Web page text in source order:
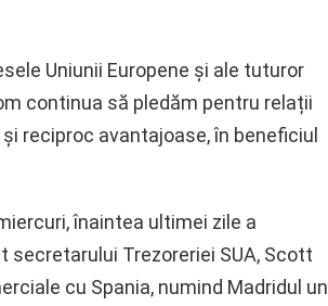
Uniunii Europene și ale tuturor
continua să pledăm pentru relații
reciproc avantajoase, în beneficiul
înaintea ultimei zile a
secretarului Trezoreriei SUA, Scott
cu Spania, numind Madridul un